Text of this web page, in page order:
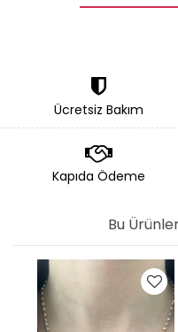
Ücretsiz Bakım
Kapıda Ödeme
Bu